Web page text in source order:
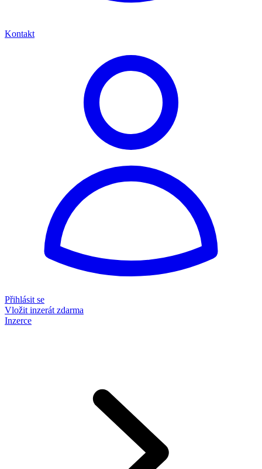
Kontakt
Přihlásit se
Vložit inzerát zdarma
Inzerce